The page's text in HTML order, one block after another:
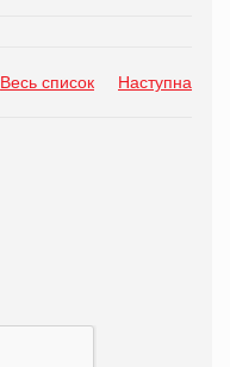
Весь список Наступна